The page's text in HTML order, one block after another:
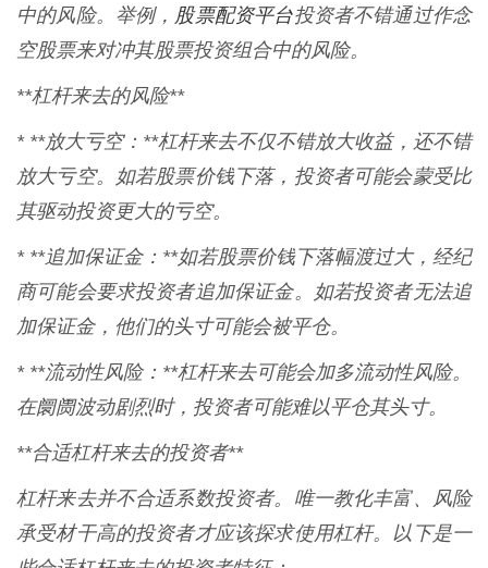
中的风险。举例， 股票配资平台投资者不错通过作念
空股票来对冲其股票投资组合中的风险。
**杠杆来去的风险**
* **放大亏空：**杠杆来去不仅不错放大收益，还不错
放大亏空。如若股票价钱下落，投资者可能会蒙受比
其驱动投资更大的亏空。
* **追加保证金：**如若股票价钱下落幅渡过大，经纪
商可能会要求投资者追加保证金。如若投资者无法追
加保证金，他们的头寸可能会被平仓。
* **流动性风险：**杠杆来去可能会加多流动性风险。
在阛阓波动剧烈时，投资者可能难以平仓其头寸。
**合适杠杆来去的投资者**
杠杆来去并不合适系数投资者。唯一教化丰富、风险
承受材干高的投资者才应该探求使用杠杆。以下是一